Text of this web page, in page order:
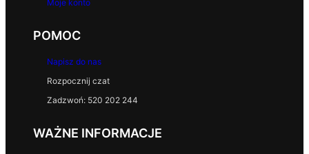
Moje konto
POMOC
Napisz do nas
Rozpocznij czat
Zadzwoń: 520 202 244
WAŻNE INFORMACJE